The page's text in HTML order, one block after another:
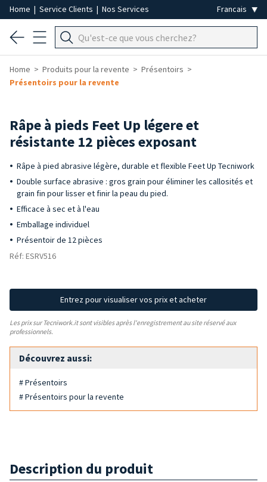
Home | Service Clients | Nos Services
Home Produits pour la revente
Présentoirs
Présentoirs pour la revente
Râpe à pieds Feet Up légere et
résistante 12 pièces exposant
Râpe à pied abrasive légère, durable et flexible Feet Up Tecniwork
Double surface abrasive : gros grain pour éliminer les callosités et
grain fin pour lisser et finir la peau du pied.
Efficace à sec et à l'eau
Emballage individuel
Présentoir de 12 pièces
Réf: ESRV516
Entrez pour visualiser vos prix et acheter
Les prix sur Tecniwork.it sont visibles après l'enregistrement au site réservé aux
professionnels.
Découvrez aussi:
# Présentoirs
# Présentoirs pour la revente
Description du produit